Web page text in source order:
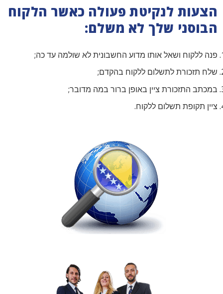
הצעות לנקיטת פעולה כאשר הלקוח
הבוסני שלך לא משלם:
פנה ללקוח ושאל אותו מדוע החשבונית לא שולמה עד כה;
שלח תזכורת לתשלום ללקוח בהקדם;
במכתב התזכורת ציין באופן ברור במה מדובר;
ציין תקופת תשלום ללקוח.